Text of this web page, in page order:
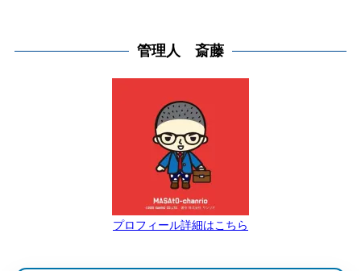
管理人 斎藤
プロフィール詳細はこちら